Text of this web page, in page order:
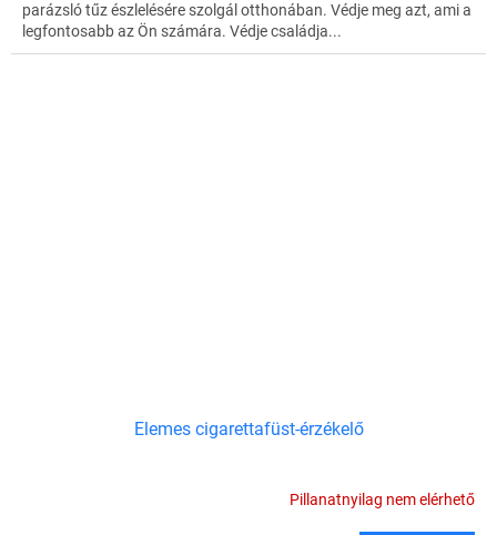
parázsló tűz észlelésére szolgál otthonában. Védje meg azt, ami a
legfontosabb az Ön számára. Védje családja...
Elemes cigarettafüst-érzékelő
Pillanatnyilag nem elérhető